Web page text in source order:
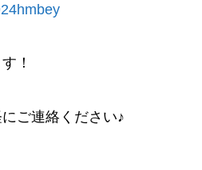
！
ご連絡ください♪